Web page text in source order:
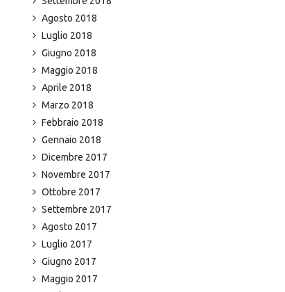
Agosto 2018
Luglio 2018
Giugno 2018
Maggio 2018
Aprile 2018
Marzo 2018
Febbraio 2018
Gennaio 2018
Dicembre 2017
Novembre 2017
Ottobre 2017
Settembre 2017
Agosto 2017
Luglio 2017
Giugno 2017
Maggio 2017